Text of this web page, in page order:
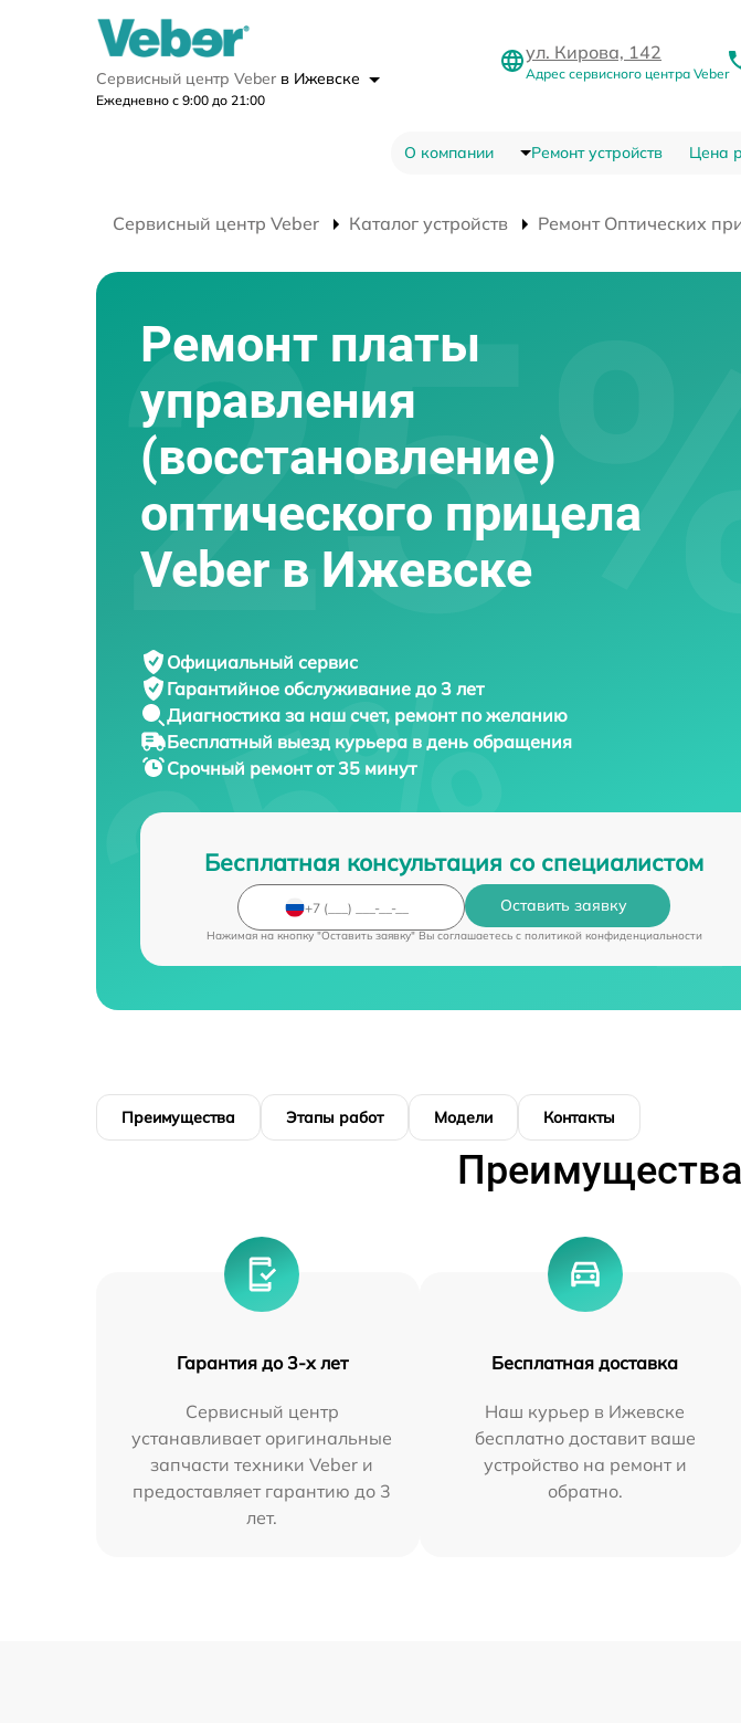
Сервисный центр Veber в Ижевске
Ежедневно с 9:00 до 21:00
ул. Кирова, 142
Адрес сервисного центра Veber
О компании Ремонт устройств Цена
Сервисный центр Veber Каталог устройств Ремонт Оптических
Ремонт платы
управления
(восстановление)
оптического прицела
Veber в Ижевске
Официальный сервис
Гарантийное обслуживание до 3 лет
Диагностика за наш счет, ремонт по желанию
Бесплатный выезд курьера в день обращения
Срочный ремонтот 35 минут
Бесплатная консультация со специалистом
Оставить заявку
Нажимая на кнопку "Оставить заявку" Вы соглашаетесь c политикой конфиденциальности
Преимущества Этапы работ Модели Контакты
Гарантия до 3-х лет
Сервисный центр
устанавливает оригинальные
запчасти техники Veber и
предоставляет гарантию до 3
лет.
Бесплатная доставка
Наш курьер в Ижевске
бесплатно доставит ваше
устройство на ремонт и
обратно.